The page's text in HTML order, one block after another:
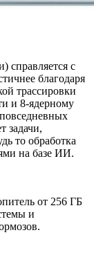
справляется с
благодаря
трассировки
и 8-ядерному
задачи,
то обработка
на базе ИИ.
от 256 ГБ
и